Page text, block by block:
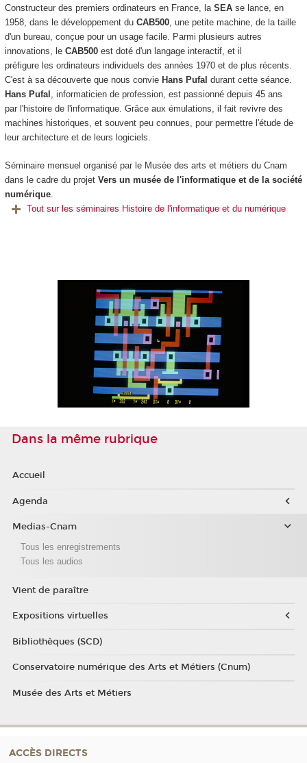
Constructeur des premiers ordinateurs en France, la SEAse lance, en
1958, dans le développement du CAB500, une petite machine, de la taille
d'un bureau, conçue pour un usage facile. Parmi plusieurs autres
innovations, le CAB500est doté d'un langage interactif, et il
préfigure les ordinateurs individuels des années 1970 et de plus récents.
C'est à sa découverte que nous convie Hans Pufal durant cette séance.
Hans Pufal , informaticien de profession, est passionné depuis 45 ans
par l'histoire de l'informatique. Grâce aux émulations, il fait revivre des
machines historiques, et souvent peu connues, pour permettre l'étude de
leur architecture et de leurs logiciels.
Séminaire mensuel organisé par le Musée des arts et métiers du Cnam
dans le cadre du projet Vers un musée de l'informatique et de la société
numérique.
Tout sur les séminaires Histoire de l'informatique et du numérique
Dans la même rubrique
Accueil
Agenda
Medias-Cnam
Tous les enregistrements
Tous les audios
Vient de paraître
Expositions virtuelles
Bibliothèques (SCD)
Conservatoire numérique des Arts et Métiers (Cnum)
Musée des Arts et Métiers
ACCÈS DIRECTS